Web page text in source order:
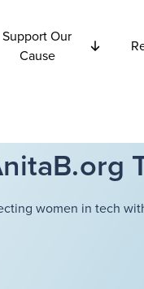
Support Our
Cause
women in tech